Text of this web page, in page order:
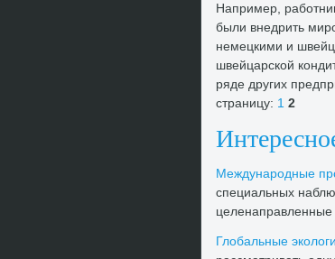
Например,
были внедрить
немецкими и
швейцарской
ряде других
страницу: 1 2
Международные
специальных
целенаправленные
Глοбальные